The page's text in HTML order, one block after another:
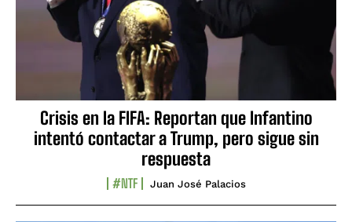
Crisis en la FIFA: Reportan que Infantino
intentó contactar a Trump, pero sigue sin
respuesta
#NTF Juan José Palacios